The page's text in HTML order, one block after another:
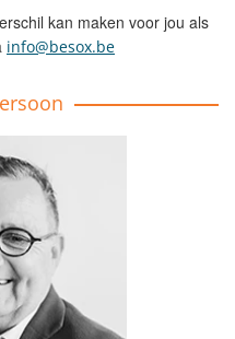
kan maken voor jou als
info@besox.be